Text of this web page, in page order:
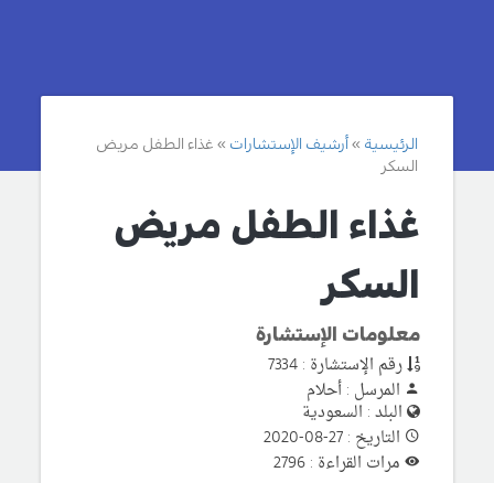
الرئيسية أرشيف الإستشارات
غذاء الطفل مريض
السكر
غذاء الطفل مريض
السكر
معلومات الإستشارة
رقم الإستشارة : 7334
المرسل : أحلام
البلد : السعودية
التاريخ : 27-08-2020
مرات القراءة : 2796